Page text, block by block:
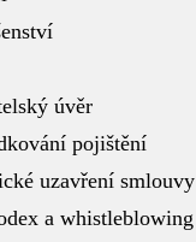
úvěr
pojištění
uzavření smlouvy
a whistleblowing